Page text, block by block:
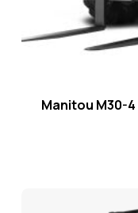
Manitou M30-4